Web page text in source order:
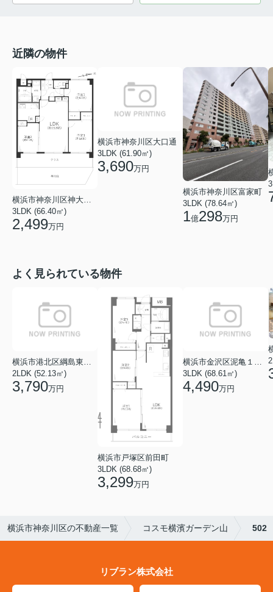
近隣の物件
3LDK (66.40㎡)
2,499万円
横浜市神奈川区大口通
3LDK (61.90㎡)
3,690万円
横浜市神奈川区富家町
3LDK (78.64㎡)
1億298万円
よく見られている物件
2LDK (52.13㎡)
3,790万円
横浜市戸塚区前田町
3LDK (68.68㎡)
3,299万円
3LDK (68.61㎡)
4,490万円
横浜市神奈川区の不動産一覧 コスモ横濱ガーデン山 502
リブラン株式会社